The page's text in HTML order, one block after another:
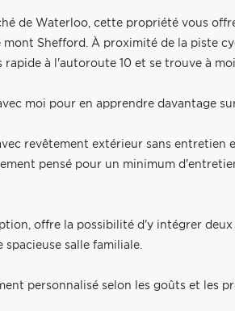
de Waterloo, cette propriété vous
mont Shefford. À proximité de la piste
rapide à l'autoroute 10 et se trouve à
moi pour en apprendre davantage
revêtement extérieur sans entretien
pensé pour un minimum
offre la possibilité d'y intégrer
spacieuse salle familiale.
personnalisé selon les goûts et les